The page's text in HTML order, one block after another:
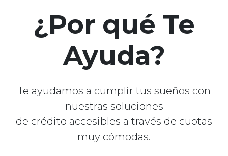
¿Por qué Te
Ayuda?
Te ayudamos a cumplir tus sueños con
nuestras soluciones
de crédito accesibles a través de cuotas
muy cómodas.